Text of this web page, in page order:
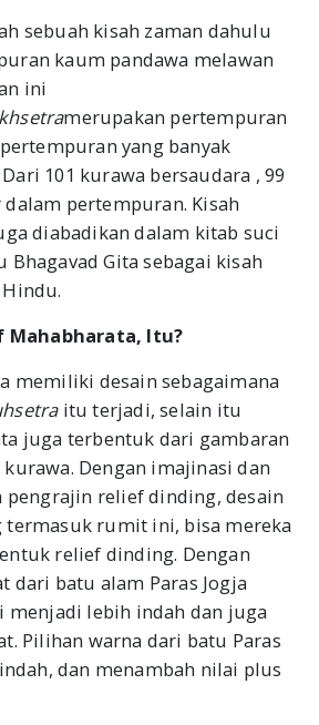
sebuah kisah zaman dahulu
kaum pandawa melawan
ini
merupakan pertempuran
yang banyak
101 kurawa bersaudara , 99
pertempuran. Kisah
diabadikan dalam kitab suci
Gita sebagai kisah
Mahabharata, Itu?
memiliki desain sebagaimana
itu terjadi, selain itu
juga terbentuk dari gambaran
Dengan imajinasi dan
pengrajin relief dinding, desain
termasuk rumit ini, bisa mereka
relief dinding. Dengan
dari batu alam Paras Jogja
lebih indah dan juga
Pilihan warna dari batu Paras
dan menambah nilai plus